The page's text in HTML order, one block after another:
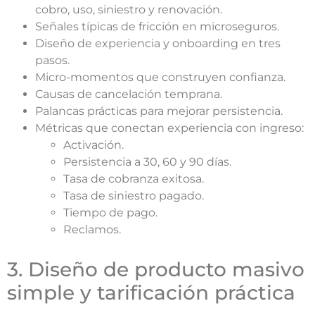
cobro, uso, siniestro y renovación.
Señales típicas de fricción en microseguros.
Diseño de experiencia y onboarding en tres
pasos.
Micro-momentos que construyen confianza.
Causas de cancelación temprana.
Palancas prácticas para mejorar persistencia.
Métricas que conectan experiencia con ingreso:
Activación.
Persistencia a 30, 60 y 90 días.
Tasa de cobranza exitosa.
Tasa de siniestro pagado.
Tiempo de pago.
Reclamos.
3. Diseño de producto masivo
simple y tarificación práctica